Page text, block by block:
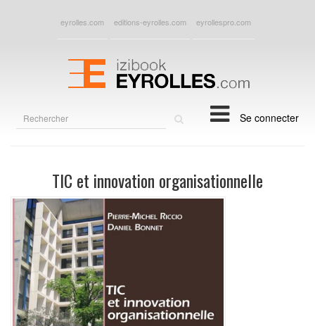
eyrolles.com editions-eyrolles.com eyrollespro.com
Se connecter
TIC et innovation organisationnelle